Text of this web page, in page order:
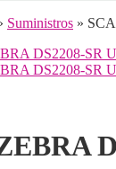
Suministros »